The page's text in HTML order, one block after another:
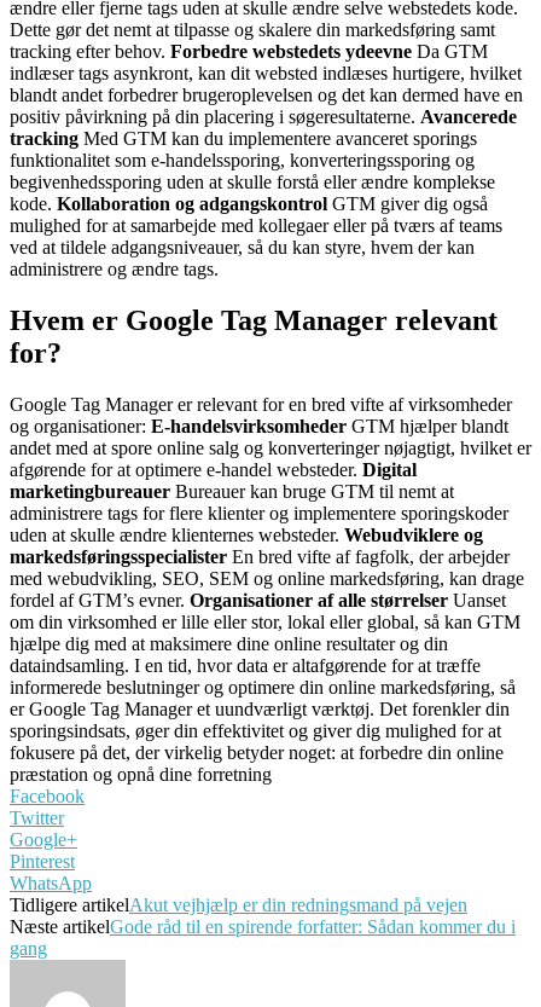
ændre eller fjerne tags uden at skulle ændre selve webstedets kode.
Dette gør det nemt at tilpasse og skalere din markedsføring samt
tracking efter behov. Forbedre webstedets ydeevne Da GTM
indlæser tags asynkront, kan dit websted indlæses hurtigere, hvilket
blandt andet forbedrer brugeroplevelsen og det kan dermed have en
positiv påvirkning på din placering i søgeresultaterne. Avancerede
tracking Med GTM kan du implementere avanceret sporings
funktionalitet som e-handelssporing, konverteringssporing og
begivenhedssporing uden at skulle forstå eller ændre komplekse
kode. Kollaboration og adgangskontrol GTM giver dig også
mulighed for at samarbejde med kollegaer eller på tværs af teams
ved at tildele adgangsniveauer, så du kan styre, hvem der kan
administrere og ændre tags.
Hvem er Google Tag Manager relevant
for?
Google Tag Manager er relevant for en bred vifte af virksomheder
og organisationer: E-handelsvirksomheder GTM hjælper blandt
andet med at spore online salg og konverteringer nøjagtigt, hvilket er
afgørende for at optimere e-handel websteder. Digital
marketingbureauer Bureauer kan bruge GTM til nemt at
administrere tags for flere klienter og implementere sporingskoder
uden at skulle ændre klienternes websteder. Webudviklere og
markedsføringsspecialister En bred vifte af fagfolk, der arbejder
med webudvikling, SEO, SEM og online markedsføring, kan drage
fordel af GTM’s evner. Organisationer af alle størrelser Uanset
om din virksomhed er lille eller stor, lokal eller global, så kan GTM
hjælpe dig med at maksimere dine online resultater og din
dataindsamling. I en tid, hvor data er altafgørende for at træffe
informerede beslutninger og optimere din online markedsføring, så
er Google Tag Manager et uundværligt værktøj. Det forenkler din
sporingsindsats, øger din effektivitet og giver dig mulighed for at
fokusere på det, der virkelig betyder noget: at forbedre din online
præstation og opnå dine forretning
Facebook
Twitter
Google+
Pinterest
WhatsApp
Tidligere artikelAkut vejhjælp er din redningsmand på vejen
Næste artikelGode råd til en spirende forfatter: Sådan kommer du i
gang